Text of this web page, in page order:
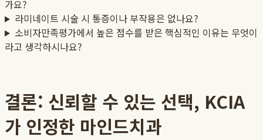
가요?
라미네이트 시술 시 통증이나 부작용은 없나요?
소비자만족평가에서 높은 점수를 받은 핵심적인 이유는 무엇이
라고 생각하시나요?
결론: 신뢰할 수 있는 선택, KCIA
가 인정한 마인드치과